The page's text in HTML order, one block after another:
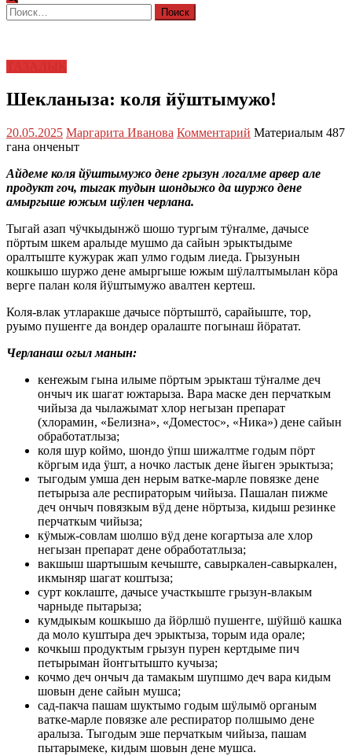
Найти:
Шекланыза: коля йӱштымужо!
20.05.2025 Маргарита Иванова Комментарий Материалым 487
гана онченыт
Айдеме коля йӱштымужо дене грызун логалме арвер але
продукт гоч, тыгак тудын шондыжо да шуржо дене
амыргыше южым шӱлен черлана.
Тыгай азап чӱчкыдынжӧ шошо тургым тӱҥалме, дачысе
пӧртым шкем аралыде мушмо да сайын эрыктыдыме
оралтыште кужурак жап улмо годым лиеда. Грызунын
кошкышо шуржо дене амыргыше южым шӱлалтымылан кӧра
верге палан коля йӱштымужо авалтен кертеш.
Коля-влак утларакше дачысе пӧртыштӧ, сарайыште, тор,
руымо пушеҥге да вондер оралаште погынаш йӧратат.
Черланаш огыл манын:
кеҥежым гына илыме пӧртым эрыкташ тӱҥалме деч
ончыч ик шагат южтарыза. Вара маске ден перчаткым
чийыза да чылажымат хлор негызан препарат
(хлорамин, «Белизна», «Доместос», «Ника») дене сайын
обработатлыза;
коля шур коймо, шондо ӱпш шижалтме годым пӧрт
кӧргым ида ӱшт, а ночко ластык дене йыген эрыктыза;
тыгодым умша ден нерым ватке-марле повязке дене
петырыза але респираторым чийыза. Пашалан пижме
деч ончыч повязкым вӱд дене нӧртыза, кидыш резинке
перчаткым чийыза;
кӱмыж-совлам шолшо вӱд дене когартыза але хлор
негызан препарат дене обработатлыза;
вакшыш шартышым кечыште, савыркален-савыркален,
икмыняр шагат коштыза;
сурт коклаште, дачысе участкыште грызун-влакым
чарныде пытарыза;
кумдыкым кошкышо да йӧрлшӧ пушеҥге, шӱйшӧ кашка
да моло куштыра деч эрыктыза, торым ида орале;
кочкыш продуктым грызун пурен кертдыме пич
петырыман йоҥгытышто кучыза;
кочмо деч ончыч да тамакым шупшмо деч вара кидым
шовын дене сайын мушса;
сад-пакча пашам шуктымо годым шӱлымӧ органым
ватке-марле повязке але респиратор полшымо дене
аралыза. Тыгодым эше перчаткым чийыза, пашам
пытарымеке, кидым шовын дене мушса.